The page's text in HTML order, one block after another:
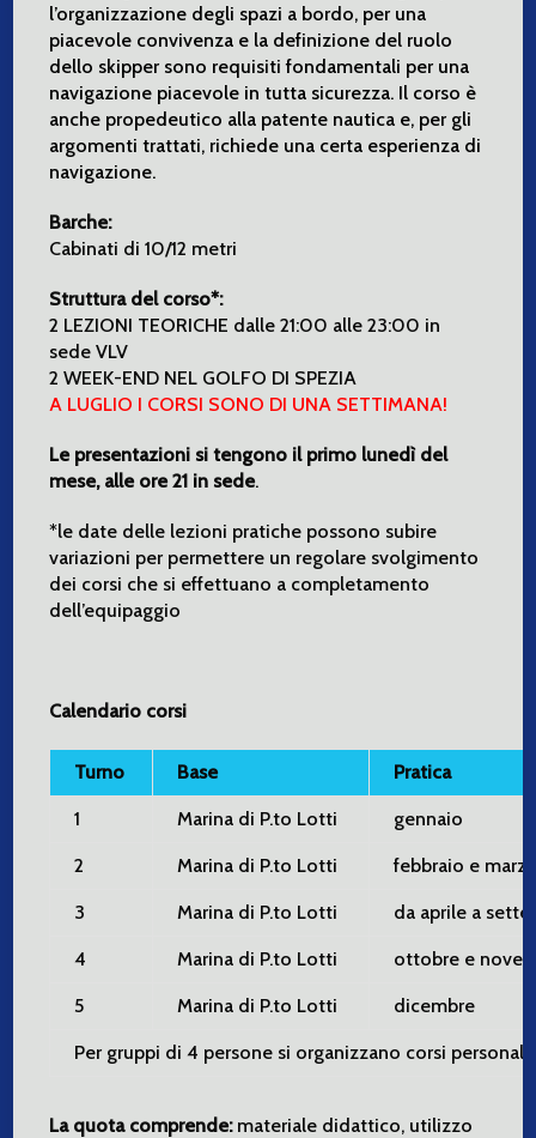
l’organizzazione degli spazi a bordo, per una
piacevole convivenza e la definizione del ruolo
dello skipper sono requisiti fondamentali per una
navigazione piacevole in tutta sicurezza. Il corso è
anche propedeutico alla patente nautica e, per gli
argomenti trattati, richiede una certa esperienza di
navigazione.
Barche:
Cabinati di 10/12 metri
Struttura del corso*:
2 LEZIONI TEORICHE dalle 21:00 alle 23:00 in
sede VLV
2 WEEK-END NEL GOLFO DI SPEZIA
A LUGLIO I CORSI SONO DI UNA SETTIMANA!
Le presentazioni si tengono il primo lunedì del
mese, alle ore 21 in sede.
*le date delle lezioni pratiche possono subire
variazioni per permettere un regolare svolgimento
dei corsi che si effettuano a completamento
dell’equipaggio
Calendario corsi
Turno Base Pratica
1 Marina di P.to Lotti gennaio
2 Marina di P.to Lotti febbraio e
3 Marina di P.to Lotti da aprile a
4 Marina di P.to Lotti ottobre e
5 Marina di P.to Lotti dicembre
Per gruppi di 4 persone si organizzano corsi
La quota comprende:materiale didattico, utilizzo